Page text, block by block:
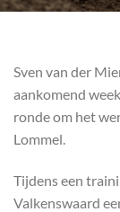
Sven van der
aankomend
ronde om het
Lommel.
Tijdens een
Valkenswaard